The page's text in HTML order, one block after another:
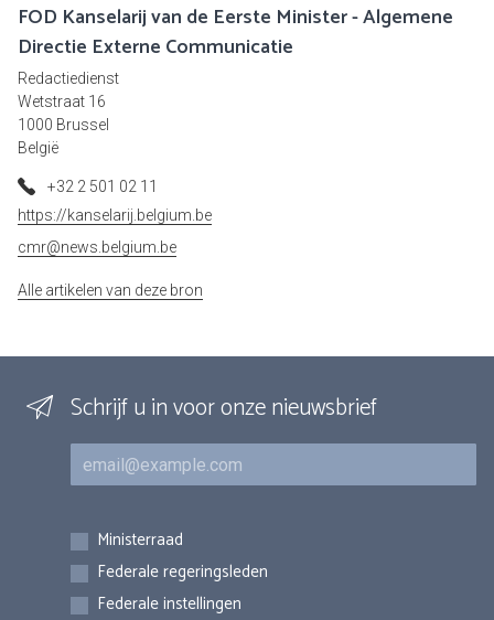
FOD Kanselarij van de Eerste Minister - Algemene
Directie Externe Communicatie
Redactiedienst
Wetstraat 16
1000 Brussel
België
+32 2 501 02 11
https://kanselarij.belgium.be
cmr@news.belgium.be
Alle artikelen van deze bron
Schrijf u in voor onze nieuwsbrief
E-mail
Inschrijvingen
Ministerraad
Federale regeringsleden
Federale instellingen